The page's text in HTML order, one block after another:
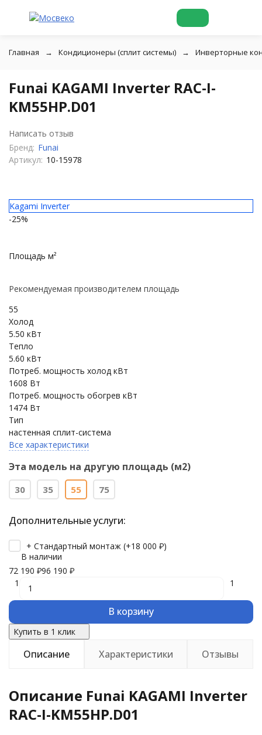
Главная Кондиционеры (сплит системы) Инверторные
Funai KAGAMI Inverter RAC-I-
KM55HP.D01
Написать отзыв
Бренд: Funai
Артикул: 10-15978
Kagami Inverter
-25%
Площадь м²
Рекомендуемая производителем площадь
55
Холод
5.50 кВт
Тепло
5.60 кВт
Потреб. мощность холод кВт
1608 Вт
Потреб. мощность обогрев кВт
1474 Вт
Тип
настенная сплит-система
Все характеристики
Эта модель на другую площадь (м2)
30 35 55 75
Дополнительные услуги:
+ Стандартный монтаж (+18 000 ₽)
В наличии
72 190 ₽96 190 ₽
1
1
В корзину
Купить в 1 клик
Описание Характеристики Отзывы
Описание Funai KAGAMI Inverter
RAC-I-KM55HP.D01